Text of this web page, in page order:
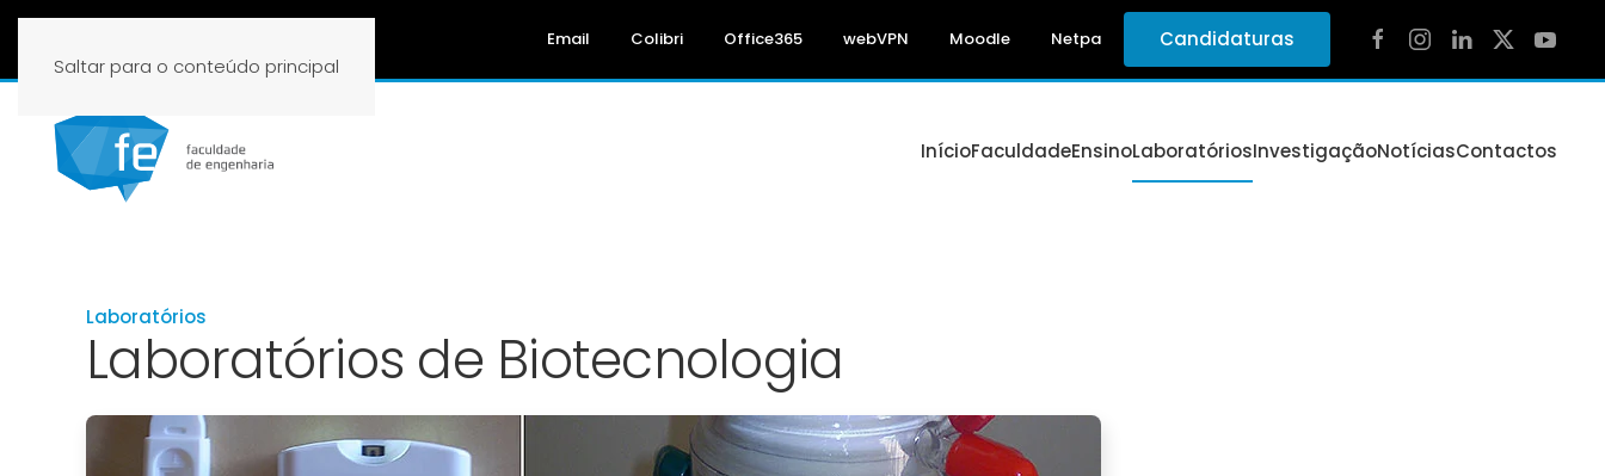
Saltar para o conteúdo principal
Email Colibri Office365 webVPN Moodle Netpa Candidaturas
InícioFaculdadeEnsinoLaboratóriosInvestigaçãoNotíciasContactos
Laboratórios
Laboratórios de Biotecnologia